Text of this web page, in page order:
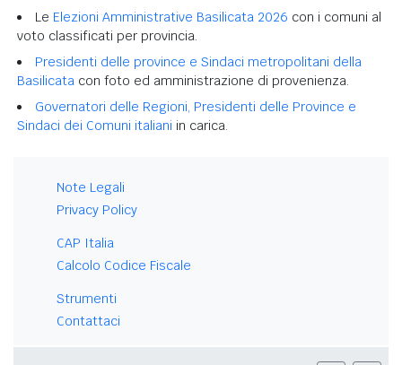
Le Elezioni Amministrative Basilicata 2026 con i comuni al
voto classificati per provincia.
Presidenti delle province e Sindaci metropolitani della
Basilicata con foto ed amministrazione di provenienza.
Governatori delle Regioni, Presidenti delle Province e
Sindaci dei Comuni italiani in carica.
Note Legali
Privacy Policy
CAP Italia
Calcolo Codice Fiscale
Strumenti
Contattaci